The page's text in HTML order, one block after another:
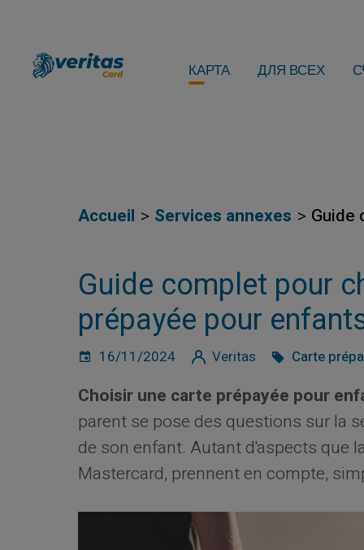
КАРТА ДЛЯ ВСЕХ
Accueil Services annexes Guide
Guide complet pour
prépayée pour
16/11/2024 Veritas Carte
Choisir une carte prépayée pour
parent se pose des questions sur la
de son enfant. Autant d'aspects que
Mastercard, prennent en compte,